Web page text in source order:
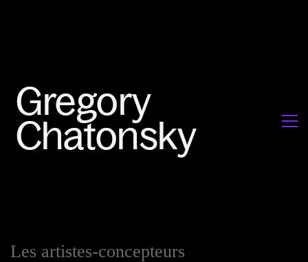
Les artistes-concepteurs